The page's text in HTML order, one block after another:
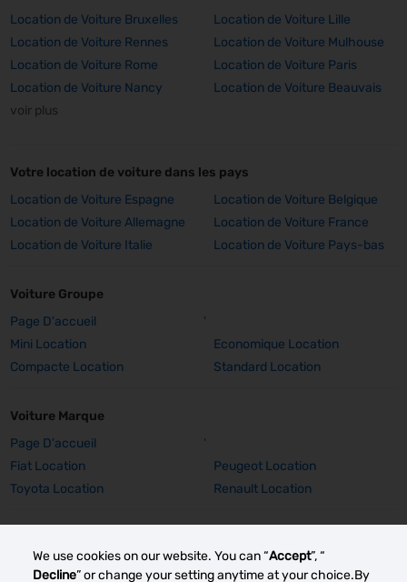
We use cookies on our website. You can “Accept”, “
Decline” or change your setting anytime at your choice.By
Location de Voiture Bruxelles
Location de Voiture Lille
Location de Voiture Rennes
Location de Voiture Mulhouse
Location de Voiture Rome
Location de Voiture Paris
Location de Voiture Nancy
Location de Voiture Beauvais
voir plus
Votre location de voiture dans les pays
Location de Voiture Espagne
Location de Voiture Belgique
Location de Voiture Allemagne
Location de Voiture France
Location de Voiture Italie
Location de Voiture Pays-bas
Voiture Groupe
Page D'accueil
'
Mini Location
Economique Location
Compacte Location
Standard Location
Voiture Marque
Page D'accueil
'
Fiat Location
Peugeot Location
Toyota Location
Renault Location
Fiat 500 Location
Peugeot 308 SW Location